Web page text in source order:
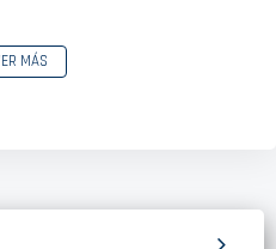
Un Conector De Antena Para
MÁS